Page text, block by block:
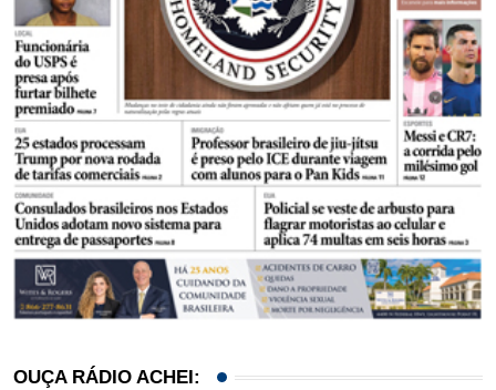
OUÇA RÁDIO ACHEI: